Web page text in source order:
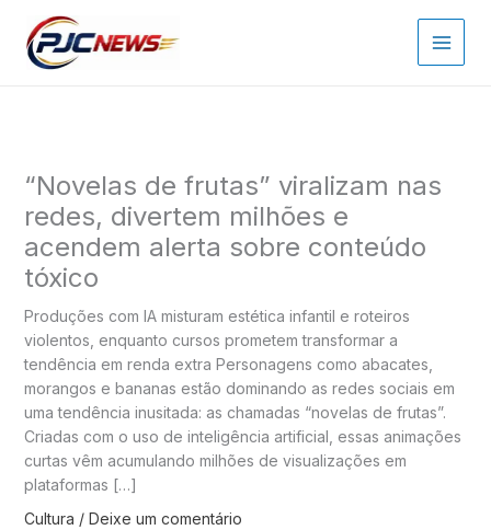
para
“Novelas de frutas” viralizam nas
redes, divertem milhões e
acendem alerta sobre conteúdo
tóxico
Produções com IA misturam estética infantil e roteiros
violentos, enquanto cursos prometem transformar a
tendência em renda extra Personagens como abacates,
morangos e bananas estão dominando as redes sociais em
uma tendência inusitada: as chamadas “novelas de frutas”.
Criadas com o uso de inteligência artificial, essas animações
curtas vêm acumulando milhões de visualizações em
plataformas […]
Cultura / Deixe um comentário